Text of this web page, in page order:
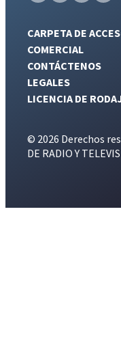
CARPETA DE
COMERCIAL
CONTÁCTENOS
LEGALES
LICENCIA DE
© 2026 Derechos
DE RADIO Y